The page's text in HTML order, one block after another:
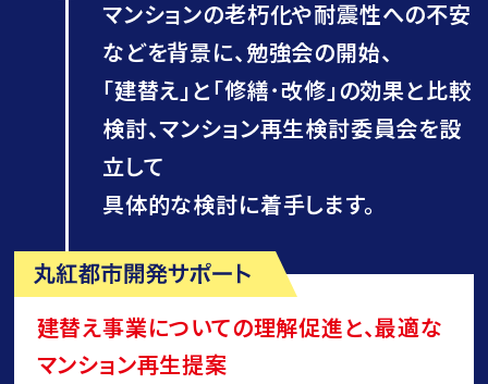
マンションの老朽化や耐震性への不安
などを背景に、勉強会の開始、
｢建替え｣と｢修繕･改修｣の効果と比較
検討、マンション再生検討委員会を設
立して
具体的な検討に着手します。
建替え事業についての理解促進と、最適な
マンション再生提案